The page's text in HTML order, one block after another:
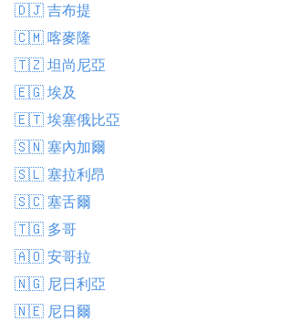
🇩🇯 吉布提
🇨🇲 喀麥隆
🇹🇿 坦尚尼亞
🇪🇬 埃及
🇪🇹 埃塞俄比亞
🇸🇳 塞內加爾
🇸🇱 塞拉利昂
🇸🇨 塞舌爾
🇹🇬 多哥
🇦🇴 安哥拉
🇳🇬 尼日利亞
🇳🇪 尼日爾